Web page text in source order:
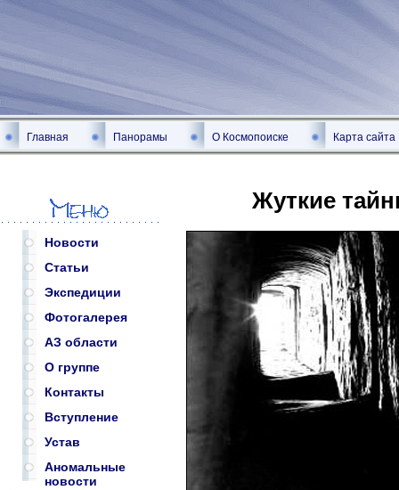
Главная Панорамы О Космопоиске Карта сайта
Новости
Статьи
Экспедиции
Фотогалерея
АЗ области
О группе
Контакты
Вступление
Устав
Аномальные
новости
Жуткие